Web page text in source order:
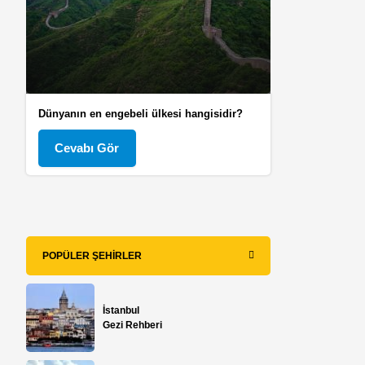
Dünyanın en engebeli ülkesi hangisidir?
Cevabı Gör
POPÜLER ŞEHIRLER
İstanbul
Gezi Rehberi